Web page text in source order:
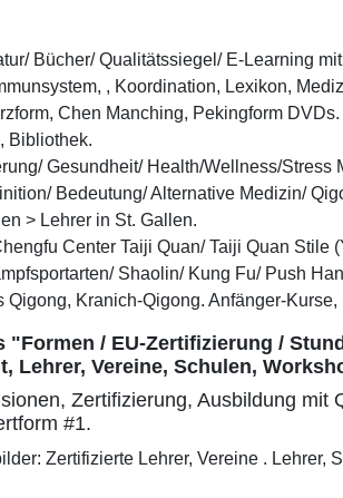
Bücher/ Qualitätssiegel/ E-Learning
, Koordination, Lexikon,
Chen Manching, Pekingform
Bibliothek.
Gesundheit/ Health/Wellness/
Bedeutung/ Alternative Medizin/
> Lehrer in St. Gallen.
Center Taiji Quan/ Taiji Quan
Shaolin/ Kung Fu/ Push
Qigong, Kranich-Qigong. Anfänger-
"Formen / EU-Zertifizierung /
Lehrer, Vereine, Schulen,
Zertifizierung, Ausbildung mit
#1.
Zertifizierte Lehrer, Vereine . Lehrer,